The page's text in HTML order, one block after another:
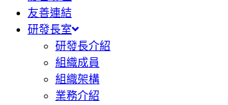
友善連結
研發長室
研發長介紹
組織成員
組織架構
業務介紹